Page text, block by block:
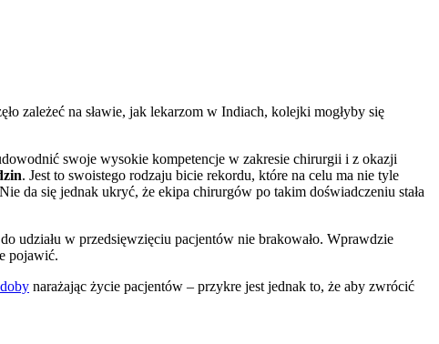
zależeć na sławie, jak lekarzom w Indiach, kolejki mogłyby się
swoje wysokie kompetencje w zakresie chirurgii i z okazji
. Jest to swoistego rodzaju bicie rekordu, które na celu ma nie tyle
da się jednak ukryć, że ekipa chirurgów po takim doświadczeniu stała
udziału w przedsięwzięciu pacjentów nie brakowało. Wprawdzie
pojawić.
narażając życie pacjentów – przykre jest jednak to, że aby zwrócić